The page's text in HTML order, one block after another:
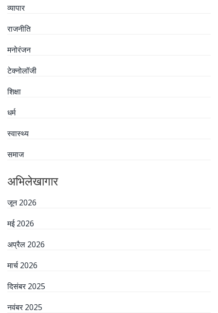
व्यापार
राजनीति
मनोरंजन
टेक्नोलॉजी
शिक्षा
धर्म
स्वास्थ्य
समाज
अभिलेखागार
जून 2026
मई 2026
अप्रैल 2026
मार्च 2026
दिसंबर 2025
नवंबर 2025